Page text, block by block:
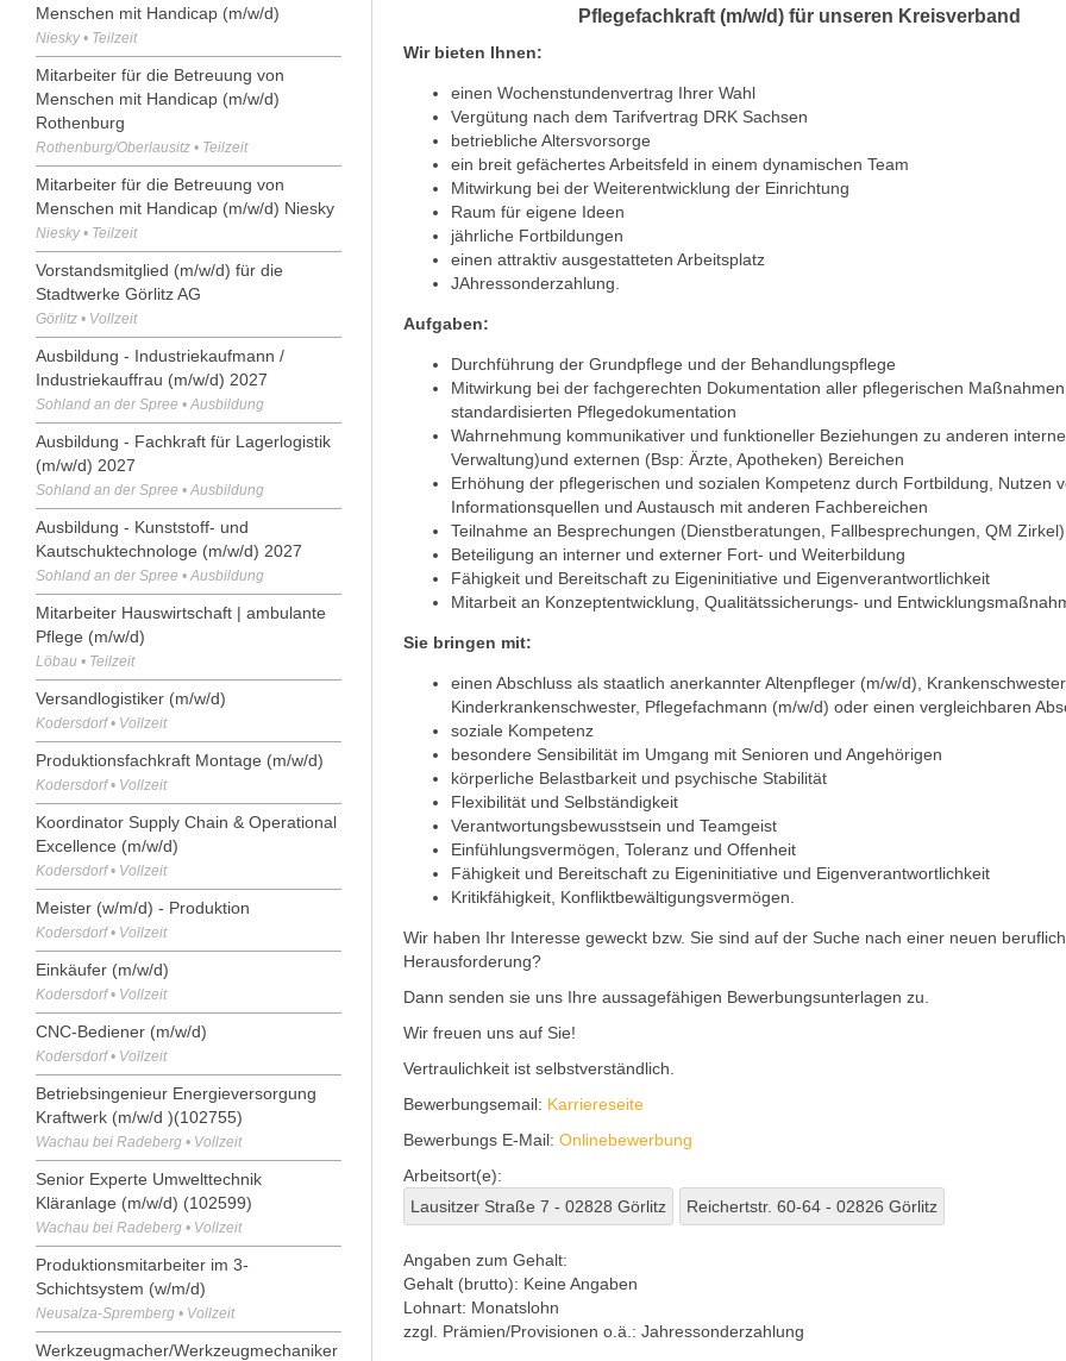
Menschen mit Handicap (m/w/d)
Niesky • Teilzeit
Mitarbeiter für die Betreuung von
Menschen mit Handicap (m/w/d)
Rothenburg
Rothenburg/Oberlausitz • Teilzeit
Mitarbeiter für die Betreuung von
Menschen mit Handicap (m/w/d) Niesky
Niesky • Teilzeit
Vorstandsmitglied (m/w/d) für die
Stadtwerke Görlitz AG
Görlitz • Vollzeit
Ausbildung - Industriekaufmann /
Industriekauffrau (m/w/d) 2027
Sohland an der Spree • Ausbildung
Ausbildung - Fachkraft für Lagerlogistik
(m/w/d) 2027
Sohland an der Spree • Ausbildung
Ausbildung - Kunststoff- und
Kautschuktechnologe (m/w/d) 2027
Sohland an der Spree • Ausbildung
Mitarbeiter Hauswirtschaft | ambulante
Pflege (m/w/d)
Löbau • Teilzeit
Versandlogistiker (m/w/d)
Kodersdorf • Vollzeit
Produktionsfachkraft Montage (m/w/d)
Kodersdorf • Vollzeit
Koordinator Supply Chain & Operational
Excellence (m/w/d)
Kodersdorf • Vollzeit
Meister (w/m/d) - Produktion
Kodersdorf • Vollzeit
Einkäufer (m/w/d)
Kodersdorf • Vollzeit
CNC-Bediener (m/w/d)
Kodersdorf • Vollzeit
Betriebsingenieur Energieversorgung
Kraftwerk (m/w/d )(102755)
Wachau bei Radeberg • Vollzeit
Senior Experte Umwelttechnik
Kläranlage (m/w/d) (102599)
Wachau bei Radeberg • Vollzeit
Produktionsmitarbeiter im 3-
Schichtsystem (w/m/d)
Neusalza-Spremberg • Vollzeit
Werkzeugmacher/Werkzeugmechaniker
Pflegefachkraft (m/w/d) für unseren Kreisverband
Wir bieten Ihnen:
einen Wochenstundenvertrag Ihrer Wahl
Vergütung nach dem Tarifvertrag DRK Sachsen
betriebliche Altersvorsorge
ein breit gefächertes Arbeitsfeld in einem dynamischen Team
Mitwirkung bei der Weiterentwicklung der Einrichtung
Raum für eigene Ideen
jährliche Fortbildungen
einen attraktiv ausgestatteten Arbeitsplatz
JAhressonderzahlung.
Aufgaben:
Durchführung der Grundpflege und der Behandlungspflege
Mitwirkung bei der fachgerechten Dokumentation aller pflegerischen
standardisierten Pflegedokumentation
Wahrnehmung kommunikativer und funktioneller Beziehungen zu anderen
Verwaltung)und externen (Bsp: Ärzte, Apotheken) Bereichen
Erhöhung der pflegerischen und sozialen Kompetenz durch Fortbildung, Nutzen
Informationsquellen und Austausch mit anderen Fachbereichen
Teilnahme an Besprechungen (Dienstberatungen, Fallbesprechungen, QM Zirkel)
Beteiligung an interner und externer Fort- und Weiterbildung
Fähigkeit und Bereitschaft zu Eigeninitiative und Eigenverantwortlichkeit
Mitarbeit an Konzeptentwicklung, Qualitätssicherungs- und
Sie bringen mit:
einen Abschluss als staatlich anerkannter Altenpfleger (m/w/d),
Kinderkrankenschwester, Pflegefachmann (m/w/d) oder einen vergleichbaren
soziale Kompetenz
besondere Sensibilität im Umgang mit Senioren und Angehörigen
körperliche Belastbarkeit und psychische Stabilität
Flexibilität und Selbständigkeit
Verantwortungsbewusstsein und Teamgeist
Einfühlungsvermögen, Toleranz und Offenheit
Fähigkeit und Bereitschaft zu Eigeninitiative und Eigenverantwortlichkeit
Kritikfähigkeit, Konfliktbewältigungsvermögen.
Wir haben Ihr Interesse geweckt bzw. Sie sind auf der Suche nach einer neuen
Herausforderung?
Dann senden sie uns Ihre aussagefähigen Bewerbungsunterlagen zu.
Wir freuen uns auf Sie!
Vertraulichkeit ist selbstverständlich.
Bewerbungsemail: Karriereseite
Bewerbungs E-Mail:Onlinebewerbung
Arbeitsort(e):
Lausitzer Straße 7 - 02828 Görlitz
Reichertstr. 60-64 - 02826 Görlitz
Angaben zum Gehalt:
Gehalt (brutto): Keine Angaben
Lohnart: Monatslohn
zzgl. Prämien/Provisionen o.ä.: Jahressonderzahlung